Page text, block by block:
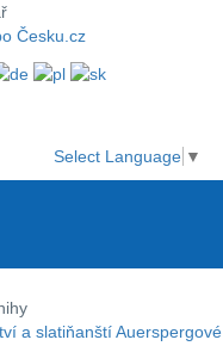
Select Language ▼
a slatiňanští Auerspergové